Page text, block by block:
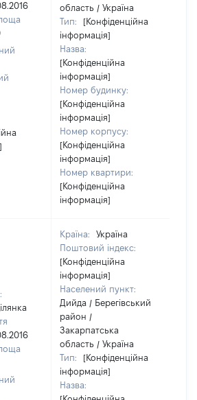
область / Україна
Тип:
[Конфіденційна
інформація]
Назва:
[Конфіденційна
інформація]
Номер будинку:
[Конфіденційна
інформація]
Номер корпусу:
[Конфіденційна
інформація]
Номер квартири:
[Конфіденційна
інформація]
Країна:
Україна
Поштовий індекс:
[Конфіденційна
інформація]
Населений пункт:
Дийда / Берегівський
район /
Закарпатська
область / Україна
Тип:
[Конфіденційна
інформація]
Назва: